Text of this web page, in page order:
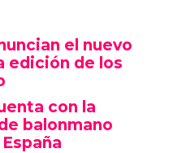
el nuevo
edición de los
con la
balonmano